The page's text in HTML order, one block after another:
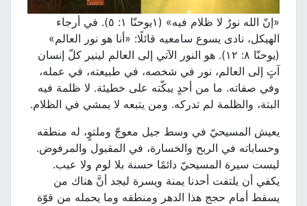
«إنّ الله نورٌ لا ظلام فيه» (١يوحنّا ١: ٥). في أرجاء
الهيكل، نادى يسوع سامعيه قائلًا: «أنا هو نور العالم»
(يوحنّا ٨: ١٢). هو النور الآتي إلى العالم لينير كلّ إنسان
آتٍ إلى العالم، نور في شخصه، في طبيعته، في عمله،
وفي صفاته. ما من أحدٍ يبكّته على خطيئة. لا ظلمة فيه
البتة، والظلمة لم تدركه. ومن يتبعه لا يمشي في الظلام.
يعيش المسيحيّ في وسط جيل معوجّ وملتوٍ، له منطقه
وحساباته في الربح والخسارة، في المقبول والمرفوض.
ليست سيرة المسيحيّ دائمًا حسنة بلا لوم ولا عيب.
يكفي أن يلتفت أحدنا يمنة ويسرة ليجد أنَّ هناك من
يسقط أمام حجج هذا الدهر ومنطقه وما يحمله من قوّة